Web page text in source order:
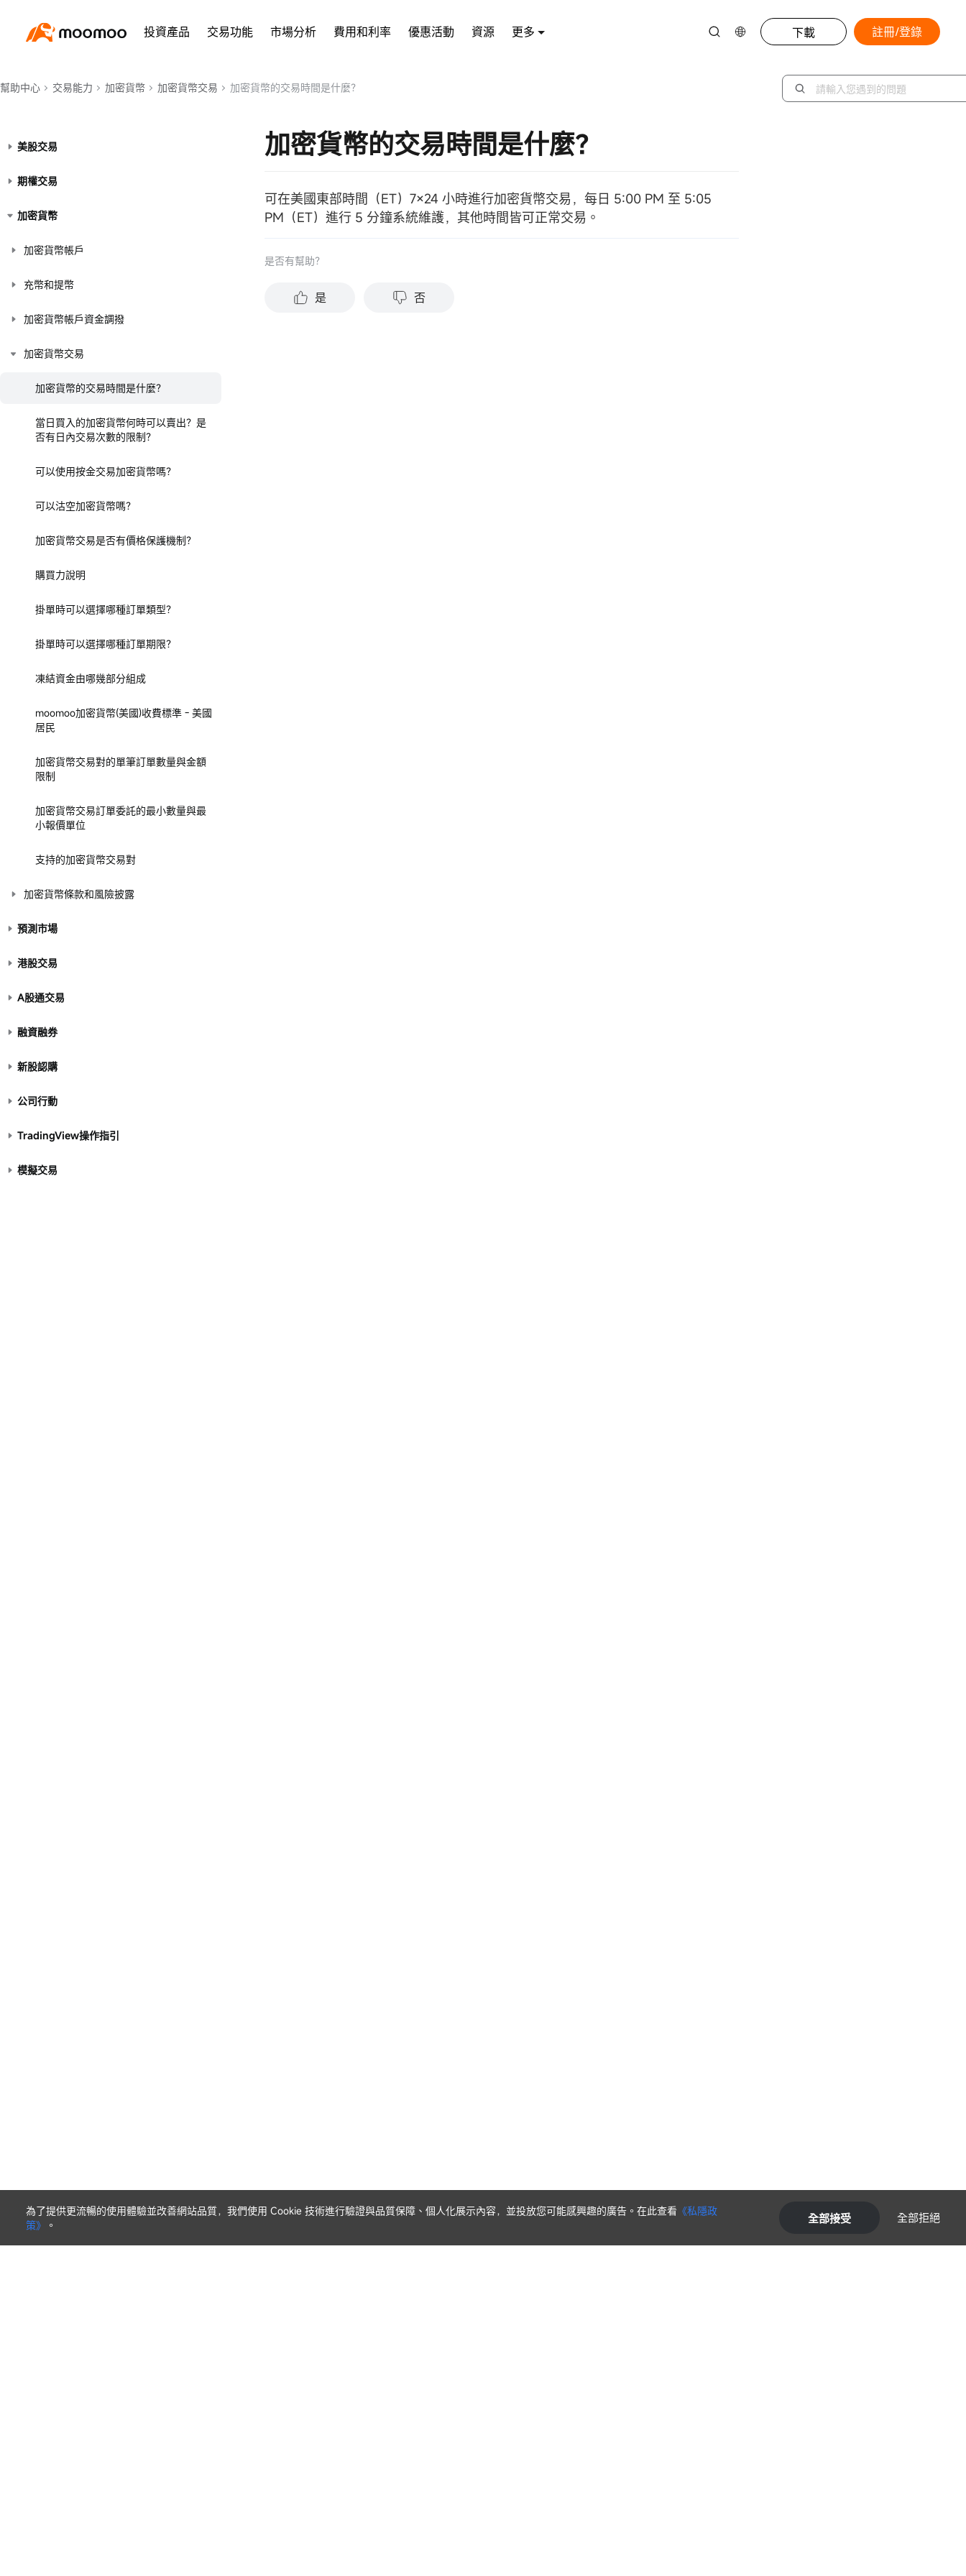
投資產品 交易功能 市場分析 費用和利率 優惠活動 資源 更多 下載 註冊/登錄
為了提供更流暢的使用體驗並改善網站品質，我們使用 Cookie 技術進行驗證與品質保障、個人化展示內容，並投放您可能感興趣的廣告。在此查看 《私隱政
策》
。 全部接受 全部拒絕
幫助中心 交易能力 加密貨幣 加密貨幣交易 加密貨幣的交易時間是什麼？
美股交易
期權交易
加密貨幣
加密貨幣帳戶
充幣和提幣
加密貨幣帳戶資金調撥
加密貨幣交易
加密貨幣的交易時間是什麼？
當日買入的加密貨幣何時可以賣出？是
否有日內交易次數的限制？
可以使用按金交易加密貨幣嗎？
可以沽空加密貨幣嗎？
加密貨幣交易是否有價格保護機制？
購買力說明
掛單時可以選擇哪種訂單類型？
掛單時可以選擇哪種訂單期限？
凍結資金由哪幾部分組成
moomoo加密貨幣(美國)收費標準 - 美國
居民
加密貨幣交易對的單筆訂單數量與金額
限制
加密貨幣交易訂單委託的最小數量與最
小報價單位
支持的加密貨幣交易對
加密貨幣條款和風險披露
預測市場
港股交易
A股通交易
融資融券
新股認購
公司行動
TradingView操作指引
模擬交易
加密貨幣的交易時間是什麼？
可在美國東部時間（ET）7×24 小時進行加密貨幣交易，每日 5:00 PM 至 5:05
PM（ET）進行 5 分鐘系統維護，其他時間皆可正常交易。
是否有幫助？
是 否